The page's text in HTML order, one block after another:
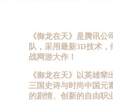
《御龙在天》是腾讯公
队，采用最新3D技术
战网游大作！
《御龙在天》以英雄
三国史诗与时尚中国元
的剧情、创新的自由职